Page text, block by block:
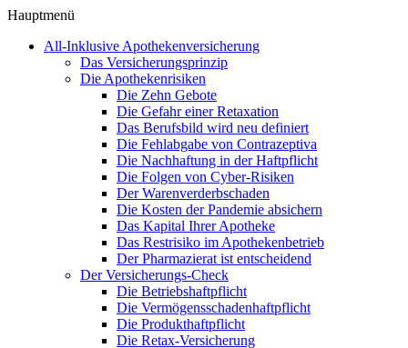
Hauptmenü
All-Inklusive Apothekenversicherung
Das Versicherungsprinzip
Die Apothekenrisiken
Die Zehn Gebote
Die Gefahr einer Retaxation
Das Berufsbild wird neu definiert
Die Fehlabgabe von Contrazeptiva
Die Nachhaftung in der Haftpflicht
Die Folgen von Cyber-Risiken
Der Warenverderbschaden
Die Kosten der Pandemie absichern
Das Kapital Ihrer Apotheke
Das Restrisiko im Apothekenbetrieb
Der Pharmazierat ist entscheidend
Der Versicherungs-Check
Die Betriebshaftpflicht
Die Vermögensschadenhaftpflicht
Die Produkthaftpflicht
Die Retax-Versicherung